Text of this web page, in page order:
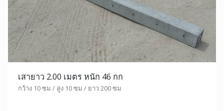
เสายาว 2.00 เมตร หนัก 46 กก
กว้าง 10 ซม / สูง 10 ซม / ยาว 200 ซม